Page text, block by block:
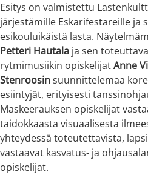
Esitys on valmistettu
järjestämille Eskarifestareille ja
esikouluikäistä lasta.
Petteri Hautala ja sen
rytmimusiikin opiskelijatAnne
Stenroosinsuunnittelemaa
esiintyjät, erityisesti
Maskeerauksen opiskelijat
taidokkaasta visuaalisesta
yhteydessä toteutettavista,
vastaavat kasvatus- ja
opiskelijat.